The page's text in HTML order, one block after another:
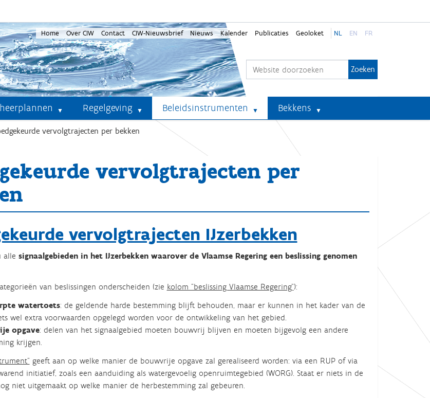
Home Over CIW Contact CIW-Nieuwsbrief Nieuws Kalender Publicaties Geoloket NL EN FR
Regelgeving Beleidsinstrumenten Bekkens
vervolgtrajecten per bekken
vervolgtrajecten per
vervolgtrajecten IJzerbekken
alle signaalgebieden in het IJzerbekken waarover de Vlaamse Regering een beslissing genomen
van beslissingen onderscheiden (zie kolom "beslissing Vlaamse Regering"):
watertoets: de geldende harde bestemming blijft behouden, maar er kunnen in het kader van de
wel extra voorwaarden opgelegd worden voor de ontwikkeling van het gebied.
opgave: delen van het signaalgebied moeten bouwvrij blijven en moeten bijgevolg een andere
krijgen.
geeft aan op welke manier de bouwvrije opgave zal gerealiseerd worden: via een RUP of via
initiatief, zoals een aanduiding als watergevoelig openruimtegebied (WORG). Staat er niets in de
niet uitgemaakt op welke manier de herbestemming zal gebeuren.